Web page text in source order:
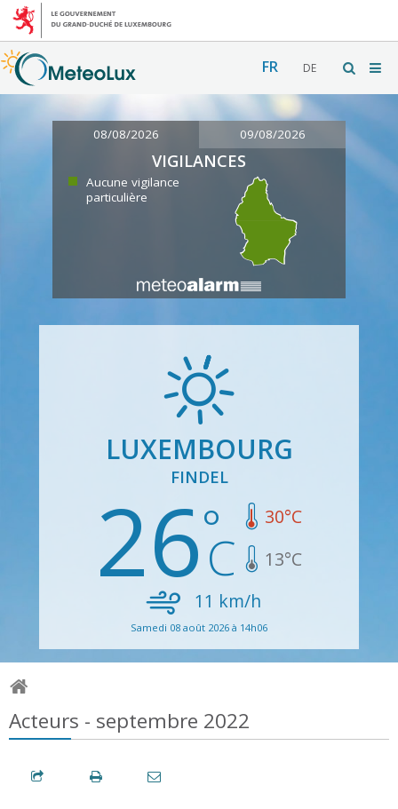
FR DE
08/08/2026 09/08/2026
VIGILANCES
Aucune vigilance
particulière
LUXEMBOURG
FINDEL
26 30°C
13°C
11 km/h
Samedi 08 août 2026 à 14h06
Acteurs - septembre 2022